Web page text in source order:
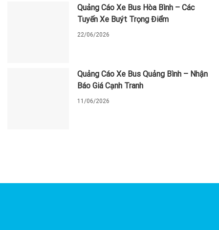
Quảng Cáo Xe Bus Hòa Bình – Các
Tuyến Xe Buýt Trọng Điểm
22/06/2026
Quảng Cáo Xe Bus Quảng Bình – Nhận
Báo Giá Cạnh Tranh
11/06/2026